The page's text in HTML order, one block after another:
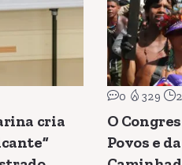
cria
0 329
O
Povos e